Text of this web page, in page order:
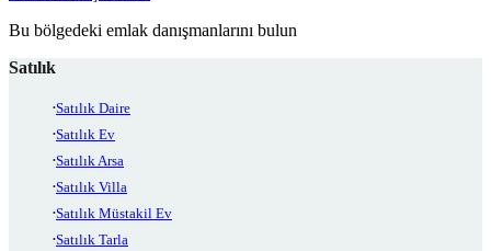
Bu bölgedeki emlak danışmanlarını bulun
Satılık
Satılık Daire
Satılık Ev
Satılık Arsa
Satılık Villa
Satılık Müstakil Ev
Satılık Tarla